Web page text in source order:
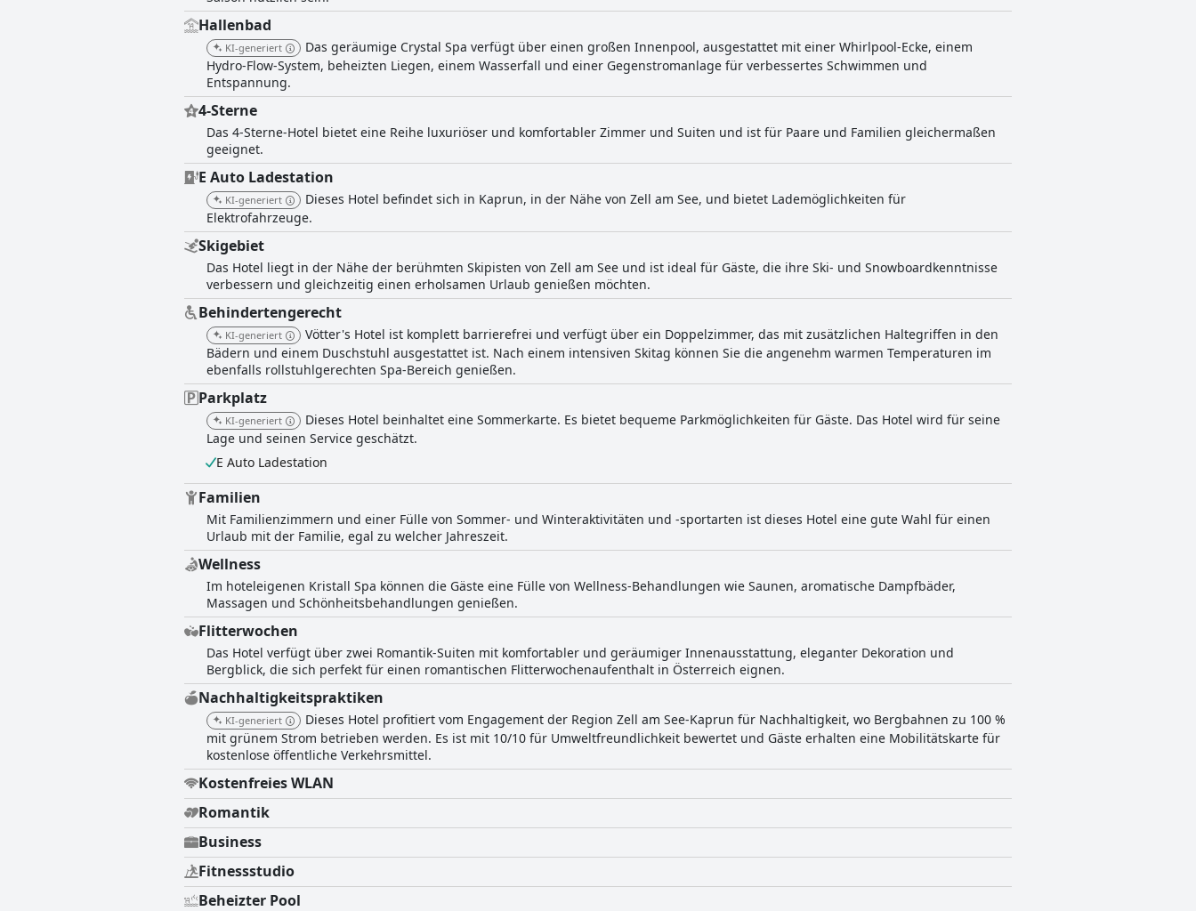
Lage, den exzellenten Dienstleistungen und der einladenden Atmosphäre.
Hallenbad
KI-generiert
Das geräumige Crystal Spa verfügt über einen großen Innenpool, ausgestattet mit einer Whirlpool-Ecke, einem
Hydro-Flow-System, beheizten Liegen, einem Wasserfall und einer Gegenstromanlage für verbessertes Schwimmen und
Entspannung.
4-Sterne
Das 4-Sterne-Hotel bietet eine Reihe luxuriöser und komfortabler Zimmer und Suiten und ist für Paare und Familien gleichermaßen
geeignet.
E Auto Ladestation
KI-generiert
Dieses Hotel befindet sich in Kaprun, in der Nähe von Zell am See, und bietet Lademöglichkeiten für
Elektrofahrzeuge.
Skigebiet
Das Hotel liegt in der Nähe der berühmten Skipisten von Zell am See und ist ideal für Gäste, die ihre Ski- und Snowboardkenntnisse
verbessern und gleichzeitig einen erholsamen Urlaub genießen möchten.
Behindertengerecht
KI-generiert
Vötter's Hotel ist komplett barrierefrei und verfügt über ein Doppelzimmer, das mit zusätzlichen Haltegriffen in den
Bädern und einem Duschstuhl ausgestattet ist. Nach einem intensiven Skitag können Sie die angenehm warmen Temperaturen im
ebenfalls rollstuhlgerechten Spa-Bereich genießen.
Parkplatz
KI-generiert
Dieses Hotel beinhaltet eine Sommerkarte. Es bietet bequeme Parkmöglichkeiten für Gäste. Das Hotel wird für seine
Lage und seinen Service geschätzt.
E Auto Ladestation
Familien
Mit Familienzimmern und einer Fülle von Sommer- und Winteraktivitäten und -sportarten ist dieses Hotel eine gute Wahl für einen
Urlaub mit der Familie, egal zu welcher Jahreszeit.
Wellness
Im hoteleigenen Kristall Spa können die Gäste eine Fülle von Wellness-Behandlungen wie Saunen, aromatische Dampfbäder,
Massagen und Schönheitsbehandlungen genießen.
Flitterwochen
Das Hotel verfügt über zwei Romantik-Suiten mit komfortabler und geräumiger Innenausstattung, eleganter Dekoration und
Bergblick, die sich perfekt für einen romantischen Flitterwochenaufenthalt in Österreich eignen.
Nachhaltigkeitspraktiken
KI-generiert
Dieses Hotel profitiert vom Engagement der Region Zell am See-Kaprun für Nachhaltigkeit, wo Bergbahnen zu 100 %
mit grünem Strom betrieben werden. Es ist mit 10/10 für Umweltfreundlichkeit bewertet und Gäste erhalten eine Mobilitätskarte für
kostenlose öffentliche Verkehrsmittel.
Kostenfreies WLAN
Romantik
Business
Fitnessstudio
Beheizter Pool